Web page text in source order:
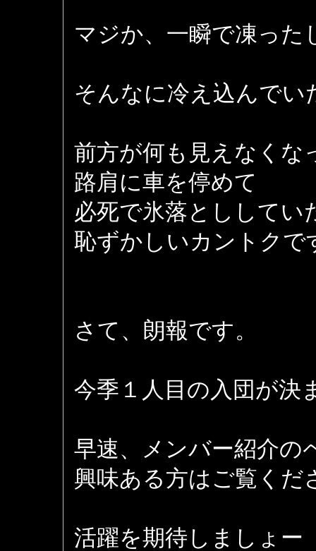
マジか、一瞬で凍っ
そんなに冷え込んでい
前方が何も見えなくな
路肩に車を停めて
必死で氷落とししてい
恥ずかしいカントクで
さて、朗報です。
今季１人目の入団が
早速、メンバー紹介の
興味ある方はご覧くだ
活躍を期待しましょー